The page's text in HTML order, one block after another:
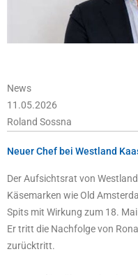
News
11.05.2026
Roland Sossna
Neuer Chef bei Westland
Der Aufsichtsrat von
Käsemarken wie Old
Spits mit Wirkung zum 18.
Er tritt die Nachfolge von
zurücktritt.